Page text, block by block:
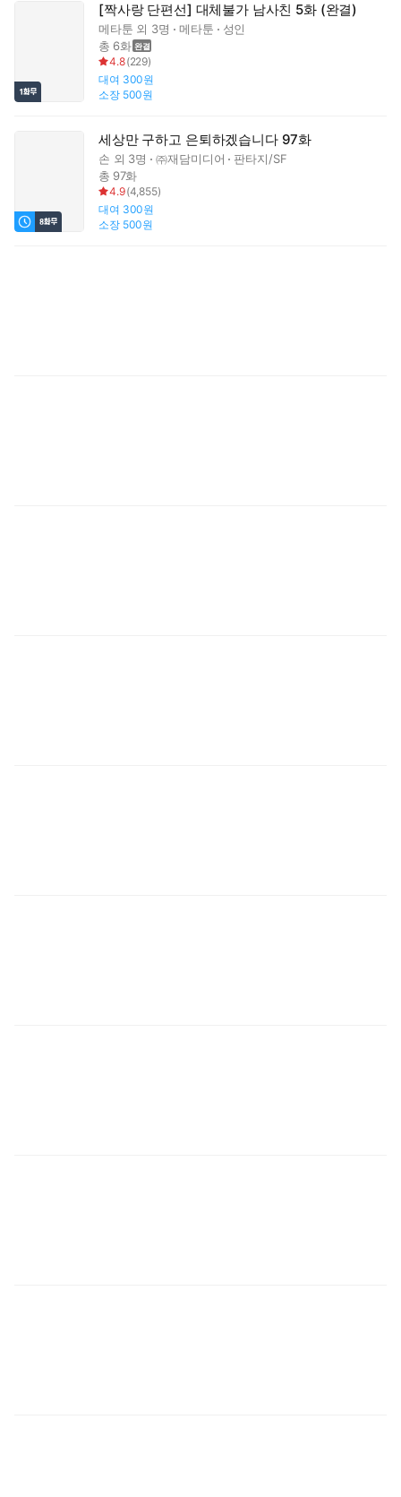
[짝사랑 단편선] 대체불가 남사친 5화 (완결)
메타툰 외 3명 메타툰
성인
총 6화
4.8(229)
대여 300원
소장 500원
세상만 구하고 은퇴하겠습니다 97화
손 외 3명 ㈜재담미디어
판타지/SF
총 97화
4.9(4,855)
대여 300원
소장 500원